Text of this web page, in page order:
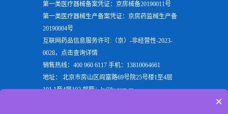
第一类医疗器械备案凭证：京房械备20190011号
第一类医疗器械生产备案凭证：京房药监械生产备
20190004号
互联网药品信息服务许可:（京）-非经营性-2023-
0028，点击查询详情
销售热线：400 960 6117 手机：13810064661
地址： 北京市房山区阎富路69号院25号楼1至4层
101,1至4层102 邮箱：ly@ly.com.cn
×